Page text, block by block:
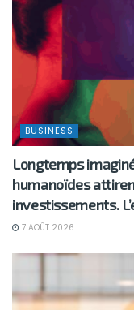
BUSINESS
Longtemps
humanoïdes
investissements.
7 AOÛT 2026